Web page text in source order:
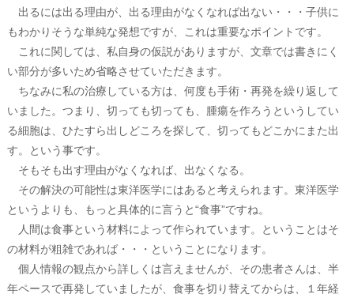
出るには出る理由が、出る理由がなくなれば出ない・・・子供に
もわかりそうな単純な発想ですが、これは重要なポイントです。
これに関しては、私自身の仮説がありますが、文章では書きにく
い部分が多いため省略させていただきます。
ちなみに私の治療している方は、何度も手術・再発を繰り返して
いました。つまり、切っても切っても、腫瘍を作ろうというしてい
る細胞は、ひたすら出しどころを探して、切ってもどこかにまた出
す。という事です。
そもそも出す理由がなくなれば、出なくなる。
その解決の可能性は東洋医学にはあると考えられます。東洋医学
というよりも、もっと具体的に言うと“食事”ですね。
人間は食事という材料によって作られています。ということはそ
の材料が粗雑であれば・・・ということになります。
個人情報の観点から詳しくは言えませんが、その患者さんは、半
年ペースで再発していましたが、食事を切り替えてからは、１年経